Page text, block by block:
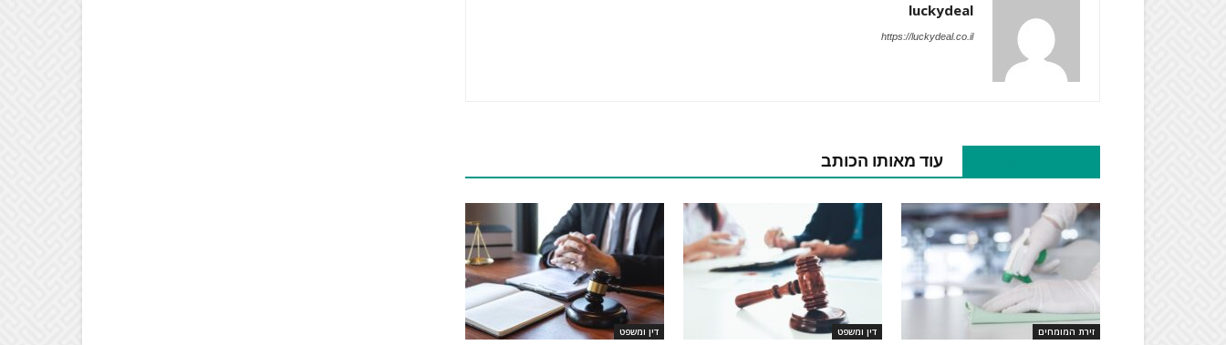
luckydeal
https://luckydeal.co.il
עוד מאותו הכותב
זירת המומחים דין ומשפט דין ומשפט